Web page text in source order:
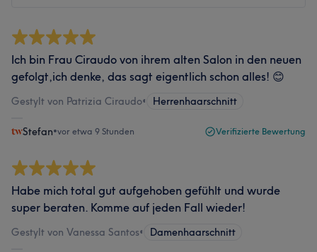
Ich bin Frau Ciraudo von ihrem alten Salon in den neuen
gefolgt,ich denke, das sagt eigentlich schon alles! 😊
Gestylt von Patrizia Ciraudo• Herrenhaarschnitt
Stefan•vor etwa 9 Stunden Verifizierte Bewertung
Habe mich total gut aufgehoben gefühlt und wurde
super beraten. Komme auf jeden Fall wieder!
Gestylt von Vanessa Santos• Damenhaarschnitt